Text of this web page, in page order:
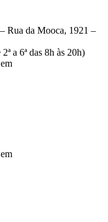
Rua da Mooca, 1921 –
a 6ª das 8h às 20h)